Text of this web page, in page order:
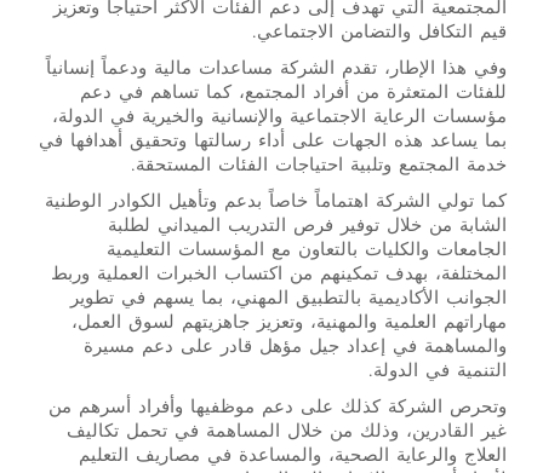
المجتمعية التي تهدف إلى دعم الفئات الأكثر احتياجاً وتعزيز
قيم التكافل والتضامن الاجتماعي.
وفي هذا الإطار، تقدم الشركة مساعدات مالية ودعماً إنسانياً
للفئات المتعثرة من أفراد المجتمع، كما تساهم في دعم
مؤسسات الرعاية الاجتماعية والإنسانية والخيرية في الدولة،
بما يساعد هذه الجهات على أداء رسالتها وتحقيق أهدافها في
خدمة المجتمع وتلبية احتياجات الفئات المستحقة.
كما تولي الشركة اهتماماً خاصاً بدعم وتأهيل الكوادر الوطنية
الشابة من خلال توفير فرص التدريب الميداني لطلبة
الجامعات والكليات بالتعاون مع المؤسسات التعليمية
المختلفة، بهدف تمكينهم من اكتساب الخبرات العملية وربط
الجوانب الأكاديمية بالتطبيق المهني، بما يسهم في تطوير
مهاراتهم العلمية والمهنية، وتعزيز جاهزيتهم لسوق العمل،
والمساهمة في إعداد جيل مؤهل قادر على دعم مسيرة
التنمية في الدولة.
وتحرص الشركة كذلك على دعم موظفيها وأفراد أسرهم من
غير القادرين، وذلك من خلال المساهمة في تحمل تكاليف
العلاج والرعاية الصحية، والمساعدة في مصاريف التعليم